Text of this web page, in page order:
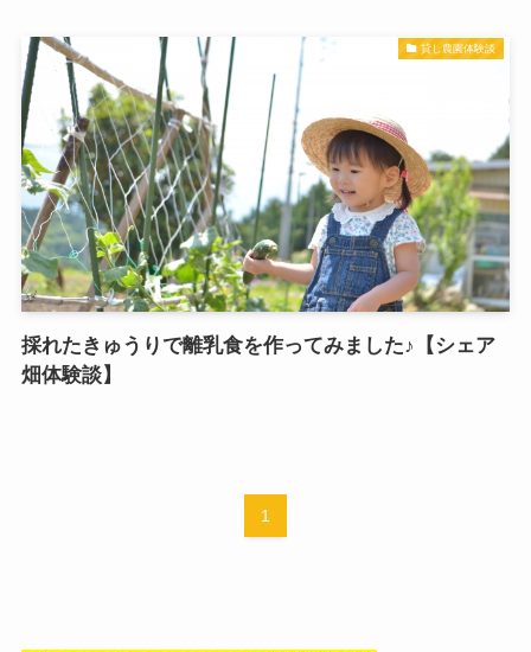
貸し農園体験談
採れたきゅうりで離乳食を作ってみました♪【シェア
畑体験談】
1